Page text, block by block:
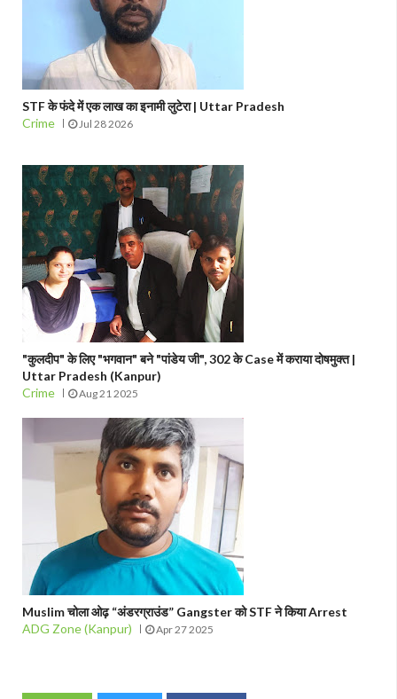
STF के फंदे में एक लाख का इनामी लुटेरा | Uttar Pradesh
Crime
Jul 28 2026
"कुलदीप" के लिए "भगवान" बने "पांडेय जी", 302 के Case में कराया दोषमुक्त |
Uttar Pradesh (Kanpur)
Crime
Aug 21 2025
Muslim चोला ओढ़ “अंडरग्राउंड” Gangster को STF ने किया Arrest
ADG Zone (Kanpur)
Apr 27 2025